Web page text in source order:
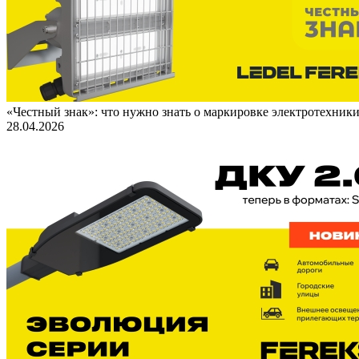
«Честный знак»: что нужно знать о маркировке электротехники
28.04.2026